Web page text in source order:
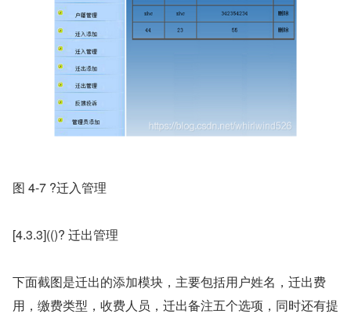
图 4-7 ?迁入管理
[4.3.3](()? 迁出管理
下面截图是迁出的添加模块，主要包括用户姓名，迁出费
用，缴费类型，收费人员，迁出备注五个选项，同时还有提